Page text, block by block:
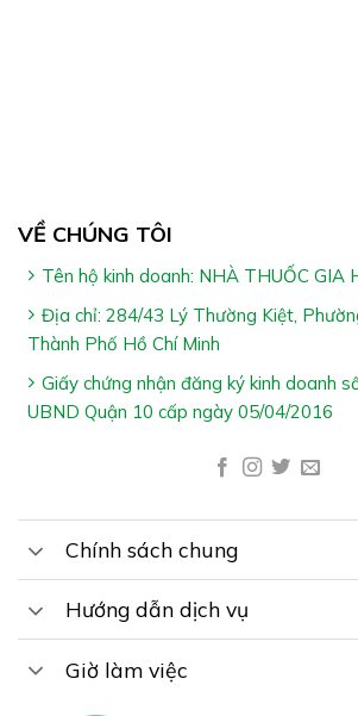
Chỉ cần một lần bóp thật chặt, sau
chườm bọc đá cho đều, sản phẩm
độ, trở nên lạnh, đặt túi đá trực tiếp
giữ lạnh được từ 15-20 phút
Miếng Dán Nhiệt STARBALM Aqua
Patchesgiúp bạn có thể tối đa hóa
Patcheschính hãng có bán tạiHệ
Coastline Care Pharmacy
Quy Cách Miếng Dán Nhiệt
Gel Heat Patches:
VỀ CHÚNG TÔI
Tên hộ kinh doanh: NHÀ THUỐC GIA
Địa chỉ: 284/43 Lý Thường Kiệt,
Thành Phố Hồ Chí Minh
Giấy chứng nhận đăng ký kinh doanh
UBND Quận 10 cấp ngày 05/04/2016
Chính sách chung
Hướng dẫn dịch vụ
Giờ làm việc